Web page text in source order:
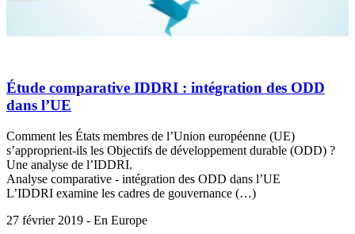
Étude comparative IDDRI : intégration des ODD
dans l’UE
Comment les États membres de l’Union européenne (UE)
s’approprient-ils les Objectifs de développement durable (ODD) ?
Une analyse de l’IDDRI.
Analyse comparative - intégration des ODD dans l’UE
L’IDDRI examine les cadres de gouvernance (…)
27 février 2019 - En Europe